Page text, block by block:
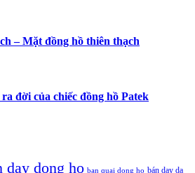
– Mặt đồng hồ thiên thạch
đời của chiếc đồng hồ Patek
day dong ho ban quai dong ho bán day da